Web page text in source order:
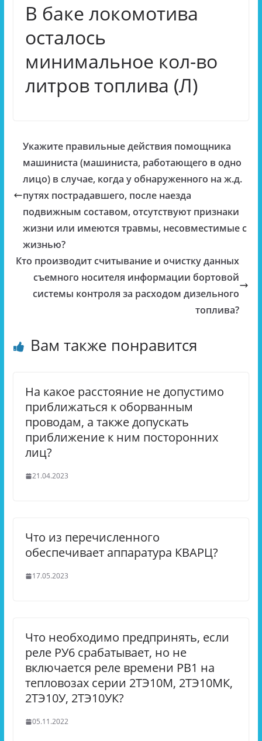
В баке локомотива
осталось
минимальное кол-во
литров топлива (Л)
Укажите правильные действия помощника
машиниста (машиниста, работающего в одно
лицо) в случае, когда у обнаруженного на ж.д.
путях пострадавшего, после наезда
подвижным составом, отсутствуют признаки
жизни или имеются травмы, несовместимые с
жизнью?
Кто производит считывание и очистку данных
съемного носителя информации бортовой
системы контроля за расходом дизельного
топлива?
Вам также понравится
На какое расстояние не допустимо
приближаться к оборванным
проводам, а также допускать
приближение к ним посторонних
лиц?
21.04.2023
Что из перечисленного
обеспечивает аппаратура КВАРЦ?
17.05.2023
Что необходимо предпринять, если
реле РУ6 срабатывает, но не
включается реле времени РВ1 на
тепловозах серии 2ТЭ10М, 2ТЭ10МК,
2ТЭ10У, 2ТЭ10УК?
05.11.2022